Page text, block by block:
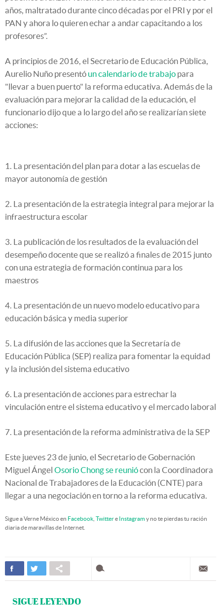
años, maltratado durante cinco décadas por el PRI y por el
PAN y ahora lo quieren echar a andar capacitando a los
profesores”.
A principios de 2016, el Secretario de Educación Pública,
Aurelio Nuño presentó un calendario de trabajo para
"llevar a buen puerto" la reforma educativa. Además de la
evaluación para mejorar la calidad de la educación, el
funcionario dijo que a lo largo del año se realizarían siete
acciones:
1. La presentación del plan para dotar a las escuelas de
mayor autonomía de gestión
2. La presentación de la estrategia integral para mejorar la
infraestructura escolar
3. La publicación de los resultados de la evaluación del
desempeño docente que se realizó a finales de 2015 junto
con una estrategia de formación continua para los
maestros
4. La presentación de un nuevo modelo educativo para
educación básica y media superior
5. La difusión de las acciones que la Secretaría de
Educación Pública (SEP) realiza para fomentar la equidad
y la inclusión del sistema educativo
6. La presentación de acciones para estrechar la
vinculación entre el sistema educativo y el mercado laboral
7. La presentación de la reforma administrativa de la SEP
Este jueves 23 de junio, el Secretario de Gobernación
Miguel Ángel Osorio Chong se reuniócon la Coordinadora
Nacional de Trabajadores de la Educación (CNTE) para
llegar a una negociación en torno a la reforma educativa.
Sigue a Verne México en Facebook Twittere Instagramy no te pierdas tu ración
diaria de maravillas de Internet.
SIGUE LEYENDO